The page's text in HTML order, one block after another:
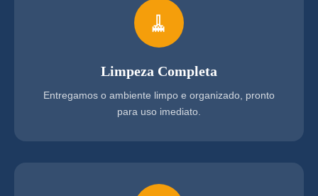
🧹
Limpeza Completa
Entregamos o ambiente limpo e organizado, pronto
para uso imediato.